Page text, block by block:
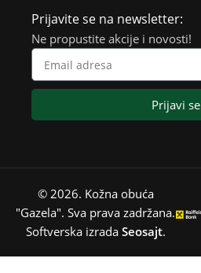
Prijavite se na newsletter:
Ne propustite akcije i novosti!
Prijavi se
© 2026. Kožna obuća
"Gazela". Sva prava zadržana.
Softverska izrada Seosajt.